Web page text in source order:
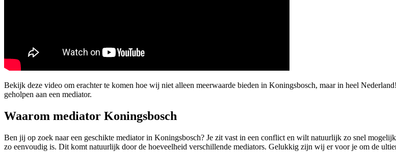
Bekijk deze video om erachter te komen hoe wij niet alleen meerwaarde bieden in Koningsbosch, maar in heel
geholpen aan een mediator.
Waarom mediator Koningsbosch
Ben jij op zoek naar een geschikte mediator in Koningsbosch? Je zit vast in een conflict en wilt natuurlijk zo snel
zo eenvoudig is. Dit komt natuurlijk door de hoeveelheid verschillende mediators. Gelukkig zijn wij er voor je om de